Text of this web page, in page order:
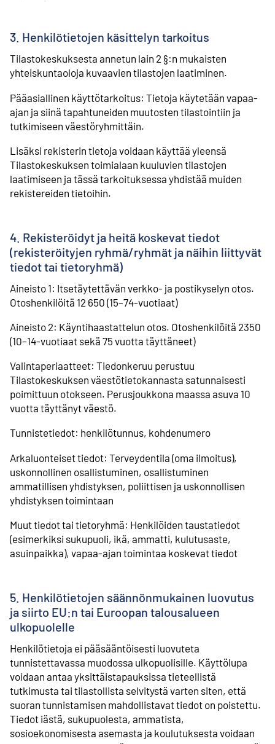
3. Henkilötietojen käsittelyn tarkoitus
Tilastokeskuksesta annetun lain 2 §:n mukaisten
yhteiskuntaoloja kuvaavien tilastojen laatiminen.
Pääasiallinen käyttötarkoitus: Tietoja käytetään vapaa-
ajan ja siinä tapahtuneiden muutosten tilastointiin ja
tutkimiseen väestöryhmittäin.
Lisäksi rekisterin tietoja voidaan käyttää yleensä
Tilastokeskuksen toimialaan kuuluvien tilastojen
laatimiseen ja tässä tarkoituksessa yhdistää muiden
rekistereiden tietoihin.
4. Rekisteröidyt ja heitä koskevat tiedot
(rekisteröityjen ryhmä/ryhmät ja näihin liittyvät
tiedot tai tietoryhmä)
Aineisto 1: Itsetäytettävän verkko- ja postikyselyn otos.
Otoshenkilöitä 12 650 (15–74-vuotiaat)
Aineisto 2: Käyntihaastattelun otos. Otoshenkilöitä 2350
(10–14-vuotiaat sekä 75 vuotta täyttäneet)
Valintaperiaatteet: Tiedonkeruu perustuu
Tilastokeskuksen väestötietokannasta satunnaisesti
poimittuun otokseen. Perusjoukkona maassa asuva 10
vuotta täyttänyt väestö.
Tunnistetiedot: henkilötunnus, kohdenumero
Arkaluonteiset tiedot: Terveydentila (oma ilmoitus),
uskonnollinen osallistuminen, osallistuminen
ammatillisen yhdistyksen, poliittisen ja uskonnollisen
yhdistyksen toimintaan
Muut tiedot tai tietoryhmä: Henkilöiden taustatiedot
(esimerkiksi sukupuoli, ikä, ammatti, kulutusaste,
asuinpaikka), vapaa-ajan toimintaa koskevat tiedot
5. Henkilötietojen säännönmukainen luovutus
ja siirto EU:n tai Euroopan talousalueen
ulkopuolelle
Henkilötietoja ei pääsääntöisesti luovuteta
tunnistettavassa muodossa ulkopuolisille. Käyttölupa
voidaan antaa yksittäistapauksissa tieteellistä
tutkimusta tai tilastollista selvitystä varten siten, että
suoran tunnistamisen mahdollistavat tiedot on poistettu.
Tiedot iästä, sukupuolesta, ammatista,
sosioekonomisesta asemasta ja koulutuksesta voidaan